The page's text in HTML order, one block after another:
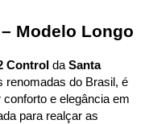
Control da Santa
do Brasil, é
e elegância em
para realçar as